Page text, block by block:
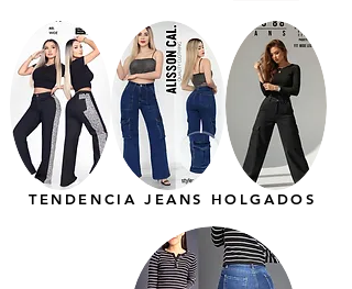
TENDENCIA JEANS HOLGADOS